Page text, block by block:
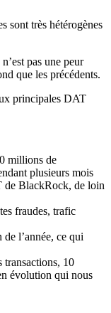
sont très hétérogènes
pas une peur
que les précédents.
principales DAT
millions de
plusieurs mois
de BlackRock, de loin
fraudes, trafic
l’année, ce qui
transactions, 10
évolution qui nous